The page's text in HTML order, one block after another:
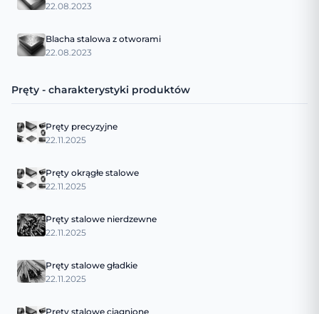
22.08.2023
Blacha stalowa z otworami
22.08.2023
Pręty - charakterystyki produktów
Pręty precyzyjne
22.11.2025
Pręty okrągłe stalowe
22.11.2025
Pręty stalowe nierdzewne
22.11.2025
Pręty stalowe gładkie
22.11.2025
Pręty stalowe ciągnione